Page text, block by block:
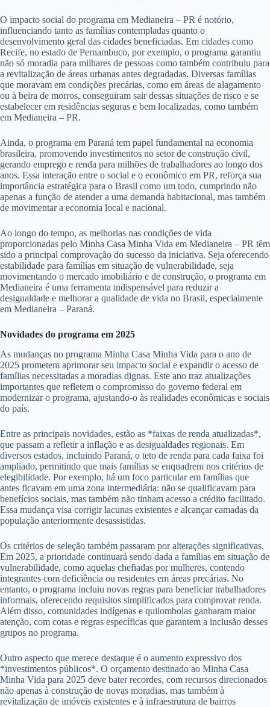
O impacto social do programa em Medianeira – PR é notório,
influenciando tanto as famílias contempladas quanto o
desenvolvimento geral das cidades beneficiadas. Em cidades como
Recife, no estado de Pernambuco, por exemplo, o programa garantiu
não só moradia para milhares de pessoas como também contribuiu para
a revitalização de áreas urbanas antes degradadas. Diversas famílias
que moravam em condições precárias, como em áreas de alagamento
ou à beira de morros, conseguiram sair dessas situações de risco e se
estabelecer em residências seguras e bem localizadas, como também
em Medianeira – PR.
Ainda, o programa em Paraná tem papel fundamental na economia
brasileira, promovendo investimentos no setor de construção civil,
gerando emprego e renda para milhões de trabalhadores ao longo dos
anos. Essa interação entre o social e o econômico em PR, reforça sua
importância estratégica para o Brasil como um todo, cumprindo não
apenas a função de atender a uma demanda habitacional, mas também
de movimentar a economia local e nacional.
Ao longo do tempo, as melhorias nas condições de vida
proporcionadas pelo Minha Casa Minha Vida em Medianeira – PR têm
sido a principal comprovação do sucesso da iniciativa. Seja oferecendo
estabilidade para famílias em situação de vulnerabilidade, seja
movimentando o mercado imobiliário e de construção, o programa em
Medianeira é uma ferramenta indispensável para reduzir a
desigualdade e melhorar a qualidade de vida no Brasil, especialmente
em Medianeira – Paraná.
Novidades do programa em 2025
As mudanças no programa Minha Casa Minha Vida para o ano de
2025 prometem aprimorar seu impacto social e expandir o acesso de
famílias necessitadas a moradias dignas. Este ano traz atualizações
importantes que refletem o compromisso do governo federal em
modernizar o programa, ajustando-o às realidades econômicas e sociais
do país.
Entre as principais novidades, estão as *faixas de renda atualizadas*,
que passam a refletir a inflação e as desigualdades regionais. Em
diversos estados, incluindo Paraná, o teto de renda para cada faixa foi
ampliado, permitindo que mais famílias se enquadrem nos critérios de
elegibilidade. Por exemplo, há um foco particular em famílias que
antes ficavam em uma zona intermediária: não se qualificavam para
benefícios sociais, mas também não tinham acesso a crédito facilitado.
Essa mudança visa corrigir lacunas existentes e alcançar camadas da
população anteriormente desassistidas.
Os critérios de seleção também passaram por alterações significativas.
Em 2025, a prioridade continuará sendo dada a famílias em situação de
vulnerabilidade, como aquelas chefiadas por mulheres, contendo
integrantes com deficiência ou residentes em áreas precárias. No
entanto, o programa incluiu novas regras para beneficiar trabalhadores
informais, oferecendo requisitos simplificados para comprovar renda.
Além disso, comunidades indígenas e quilombolas ganharam maior
atenção, com cotas e regras específicas que garantem a inclusão desses
grupos no programa.
Outro aspecto que merece destaque é o aumento expressivo dos
*investimentos públicos*. O orçamento destinado ao Minha Casa
Minha Vida para 2025 deve bater recordes, com recursos direcionados
não apenas à construção de novas moradias, mas também à
revitalização de imóveis existentes e à infraestrutura de bairros